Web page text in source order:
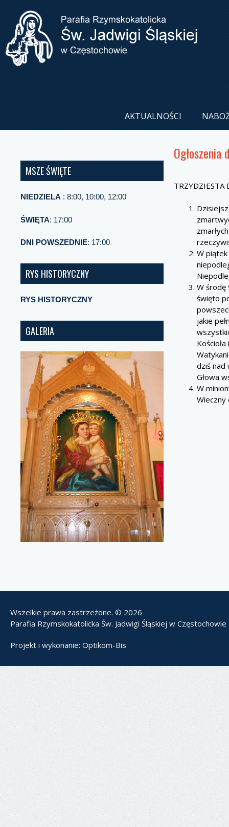
AKTUALNOŚCI
MSZE ŚWIĘTE
NIEDZIELA : 8:00, 10:00, 12:00
ŚWIĘTA: 17:00
DNI POWSZEDNIE: 17:00
RYS HISTORYCZNY
RYS HISTORYCZNY
GALERIA
TRZYDZIESTA
W
W środę
święto
jakie
dziś nad
Głowa
W
Wszelkie prawa zastrzeżone. © 2026
Parafia Rzymskokatolicka Św. Jadwigi Śląskiej w Częstochowie
Projekt i wykonanie: Optikom-Bis